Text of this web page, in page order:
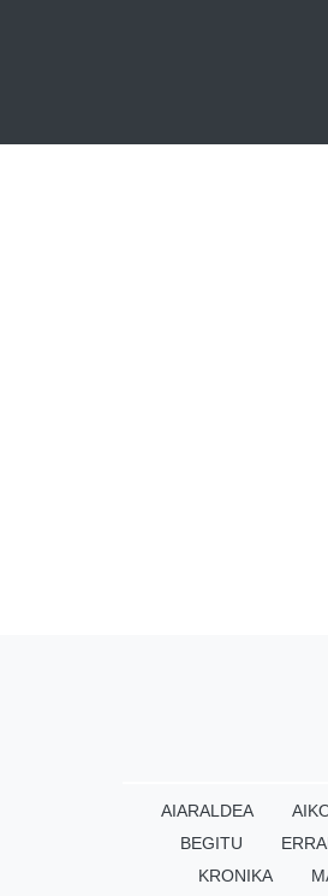
AIARALDEA
BEGITU
KRONIKA